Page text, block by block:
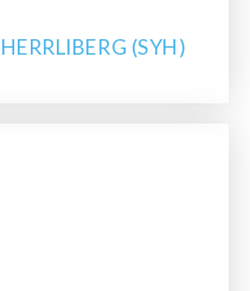
(SYH)